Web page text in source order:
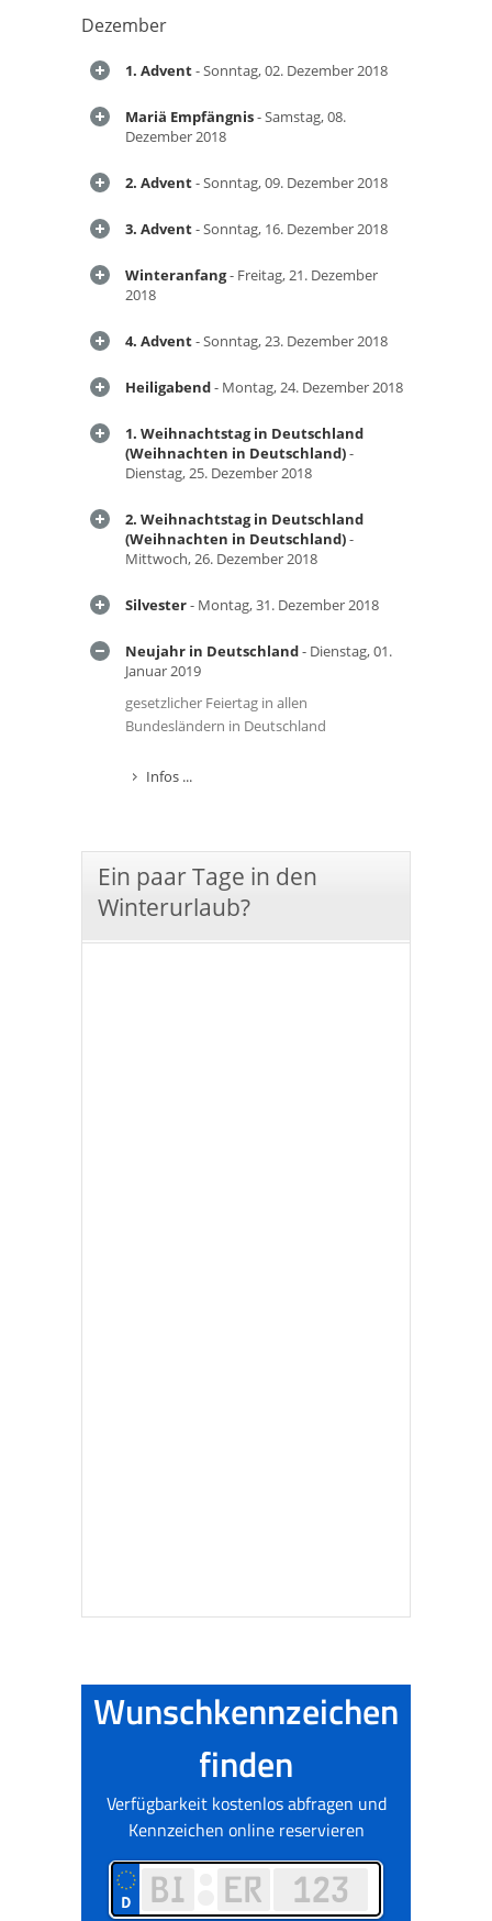
Dezember
1. Advent- Sonntag, 02. Dezember 2018
Mariä Empfängnis- Samstag, 08.
Dezember 2018
2. Advent- Sonntag, 09. Dezember 2018
3. Advent- Sonntag, 16. Dezember 2018
Winteranfang- Freitag, 21. Dezember
2018
4. Advent- Sonntag, 23. Dezember 2018
Heiligabend- Montag, 24. Dezember 2018
1. Weihnachtstag in Deutschland
(Weihnachten in Deutschland)-
Dienstag, 25. Dezember 2018
2. Weihnachtstag in Deutschland
(Weihnachten in Deutschland)-
Mittwoch, 26. Dezember 2018
Silvester- Montag, 31. Dezember 2018
Neujahr in Deutschland- Dienstag, 01.
Januar 2019
gesetzlicher Feiertag in allen
Bundesländern in Deutschland
Infos ...
Ein paar Tage in den
Winterurlaub?